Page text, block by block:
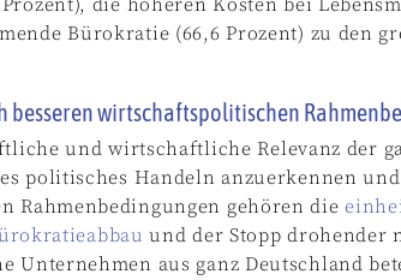
die höheren Kosten bei
Bürokratie (66,6 Prozent) zu den
besseren wirtschaftspolitischen
und wirtschaftliche Relevanz der
politisches Handeln anzuerkennen
Rahmenbedingungen gehören die
und der Stopp drohender
Unternehmen aus ganz Deutschland